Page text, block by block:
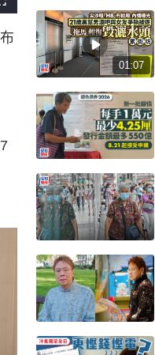
F
u
s
c
01:07